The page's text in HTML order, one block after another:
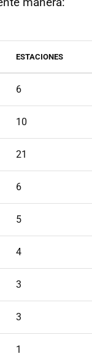
ESTACIONES
6
10
21
6
5
4
3
3
1